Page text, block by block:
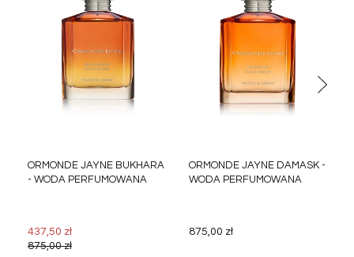
ORMONDE JAYNE BUKHARA
- WODA PERFUMOWANA
437,50 zł
875,00 zł
ORMONDE JAYNE DAMASK -
WODA PERFUMOWANA
875,00 zł